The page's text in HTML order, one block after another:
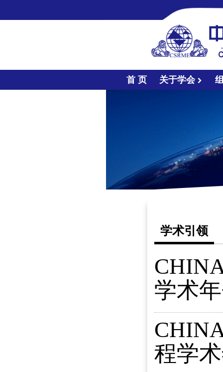
首 页 关于学会
学术引领
学术
程学